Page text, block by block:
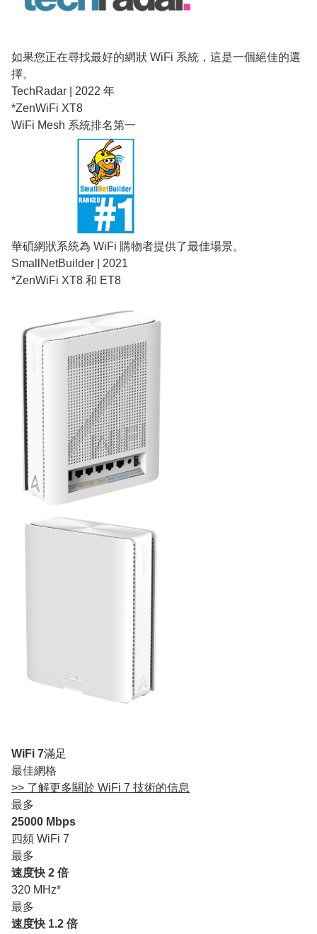
如果您正在尋找最好的網狀 WiFi 系統，這是一個絕佳的選
擇。
TechRadar | 2022 年
*ZenWiFi XT8
WiFi Mesh 系統排名第一
華碩網狀系統為 WiFi 購物者提供了最佳場景。
SmallNetBuilder | 2021
*ZenWiFi XT8 和 ET8
WiFi 7滿足
最佳網格
>> 了解更多關於 WiFi 7 技術的信息
最多
25000 Mbps
四頻 WiFi 7
最多
速度快 2 倍
320 MHz*
最多
速度快 1.2 倍